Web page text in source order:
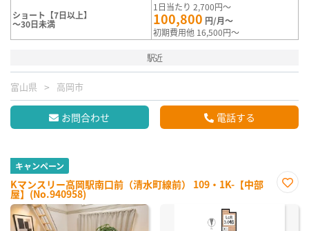
ショート【7日以上】
～30日未満
1日当たり 2,700円～
100,800 円/月～
初期費用他 16,500円～
駅近
富山県 高岡市
お問合わせ 電話する
キャンペーン
Kマンスリー高岡駅南口前（清水町線前） 109・1K-【中部
屋】(No.940958)
に入